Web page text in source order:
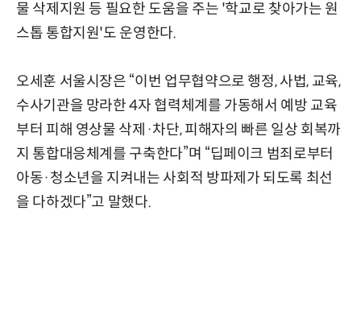
물 삭제지원 등 필요한 도움을 주는 '학교로 찾아가는 원
스톱 통합지원'도 운영한다.
오세훈 서울시장은 “이번 업무협약으로 행정, 사법, 교육,
수사기관을 망라한 4자 협력체계를 가동해서 예방 교육
부터 피해 영상물 삭제·차단, 피해자의 빠른 일상 회복까
지 통합대응체계를 구축한다”며 “딥페이크 범죄로부터
아동·청소년을 지켜내는 사회적 방파제가 되도록 최선
을 다하겠다”고 말했다.